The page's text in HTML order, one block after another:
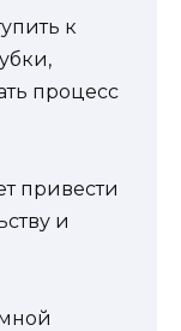
к
процесс
привести
и